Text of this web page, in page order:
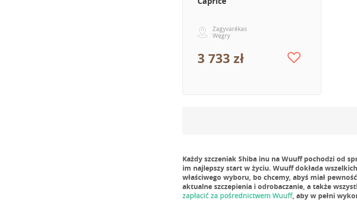
Zagyvarékas
Węgry
3 733 zł
Każdy szczeniak Shiba inu na Wuuff pochodzi od
im najlepszy start w życiu. Wuuff dokłada
właściwego wyboru, bo chcemy, abyś miał
aktualne szczepienia i odrobaczanie, a także
zapłacić za pośrednictwem Wuuff, aby w pełni